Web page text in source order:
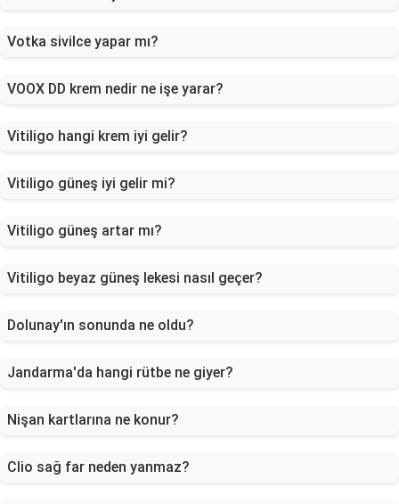
Votka sivilce yapar mı?
VOOX DD krem nedir ne işe yarar?
Vitiligo hangi krem iyi gelir?
Vitiligo güneş iyi gelir mi?
Vitiligo güneş artar mı?
Vitiligo beyaz güneş lekesi nasıl geçer?
Dolunay'ın sonunda ne oldu?
Jandarma'da hangi rütbe ne giyer?
Nişan kartlarına ne konur?
Clio sağ far neden yanmaz?